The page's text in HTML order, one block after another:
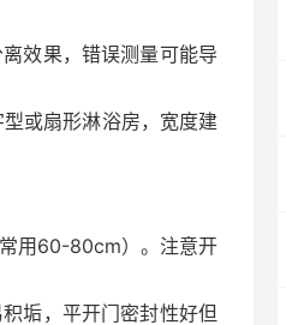
效果，错误测量可能导
或扇形淋浴房，宽度建
用60-80cm）。注意开
垢，平开门密封性好但